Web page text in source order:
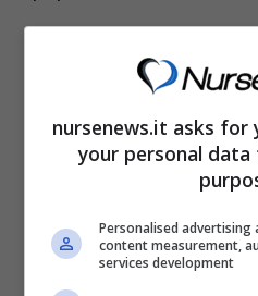
nursenews.it asks for
your personal
Personalised
content measurement,
services development